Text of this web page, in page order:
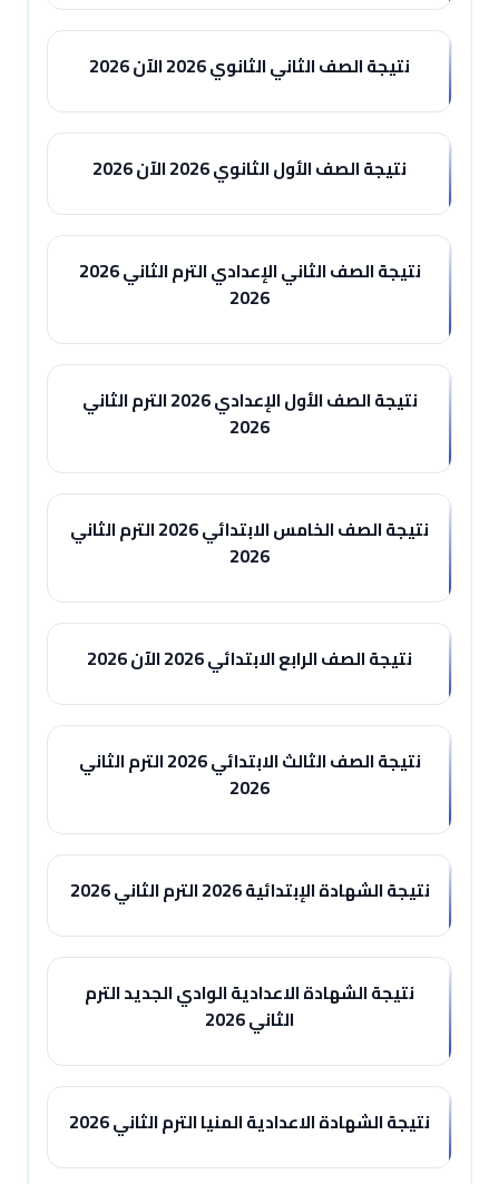
نتيجة الصف الثاني الثانوي 2026 الآن 2026
نتيجة الصف الأول الثانوي 2026 الآن 2026
نتيجة الصف الثاني الإعدادي الترم الثاني 2026
2026
نتيجة الصف الأول الإعدادي 2026 الترم الثاني
2026
نتيجة الصف الخامس الابتدائي 2026 الترم الثاني
2026
نتيجة الصف الرابع الابتدائي 2026 الآن 2026
نتيجة الصف الثالث الابتدائي 2026 الترم الثاني
2026
نتيجة الشهادة الإبتدائية 2026 الترم الثاني 2026
نتيجة الشهادة الاعدادية الوادي الجديد الترم
الثاني 2026
نتيجة الشهادة الاعدادية المنيا الترم الثاني 2026